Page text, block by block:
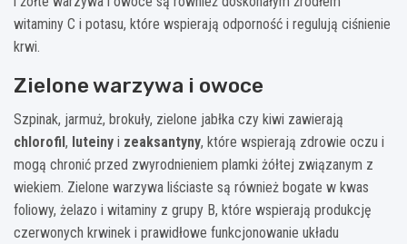
witaminy C i potasu, które wspierają odporność i regulują ciśnienie
krwi.
Zielone warzywa i owoce
Szpinak, jarmuż, brokuły, zielone jabłka czy kiwi zawierają
chlorofil, luteiny i zeaksantyny, które wspierają zdrowie oczu i
mogą chronić przed zwyrodnieniem plamki żółtej związanym z
wiekiem. Zielone warzywa liściaste są również bogate w kwas
foliowy, żelazo i witaminy z grupy B, które wspierają produkcję
czerwonych krwinek i prawidłowe funkcjonowanie układu